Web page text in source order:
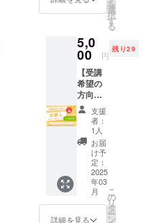
物繊維
ト）、
他 ※送
付のた
め、お
名前・
住所・
電話番
号をご
記入く
ださ
い。
【カウ
ンセリ
ング】
実施概
るツー
ルの体
験
etc 【オ
リジナ
ルグッ
ズ】 サ
イズ：
本体/約
220×22
0×110
mm、
持ち手/
20×320
の出題
範囲
（スト
ラテ
ジ、 マ
ネジメ
ント、
テクノ
ロジ）
・IT業
界の構
造と職
種理解
・Excel
やWord
の実用
的なス
ルグッ
ズ付
【こん
な方に
おすす
め】 手
に職を
つけた
い キャ
リア
アップ
して年
収を上
げたい
資格取
得した
い（未
経験
OK）
を
選
択
す
る
5,0
00 円
残り29
【受講
希望の
方向
け】お
試しカ
ウンセ
リング
コー
ス：限
定30名
様 - カ
ウンセ
リング
をして
支援
者：
1人
お届
け予
定：
2025
年03
月
詳細を見る
こ
の
リ
タ
ー
ン